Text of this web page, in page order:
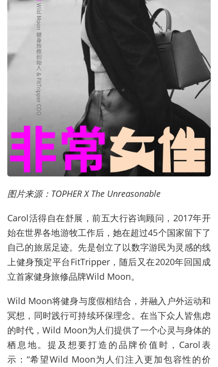
图片来源：TOPHER X The Unreasonable
Carol活得自在舒展，前五大行咨询顾问，2017年开
始在世界各地游牧工作后，她在超过45个国家留下了
自己的旅居足迹。先是创立了以数字游民为灵感的线
上健身预定平台FitTripper，随后又在2020年回国成
立首家健身旅修品牌Wild Moon。
Wild Moon将健身与度假相结合，并融入户外运动和
冥想，同时践行可持续环保理念。在当下众人皆焦虑
的时代，Wild Moon为人们提供了一个心灵与身体的
栖息地。提及想要打造的品牌价值时，Carol表
示：“希望Wild Moon为人们注入更加包容性的价